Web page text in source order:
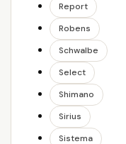
Report
Robens
Schwalbe
Select
Shimano
Sirius
Sistema